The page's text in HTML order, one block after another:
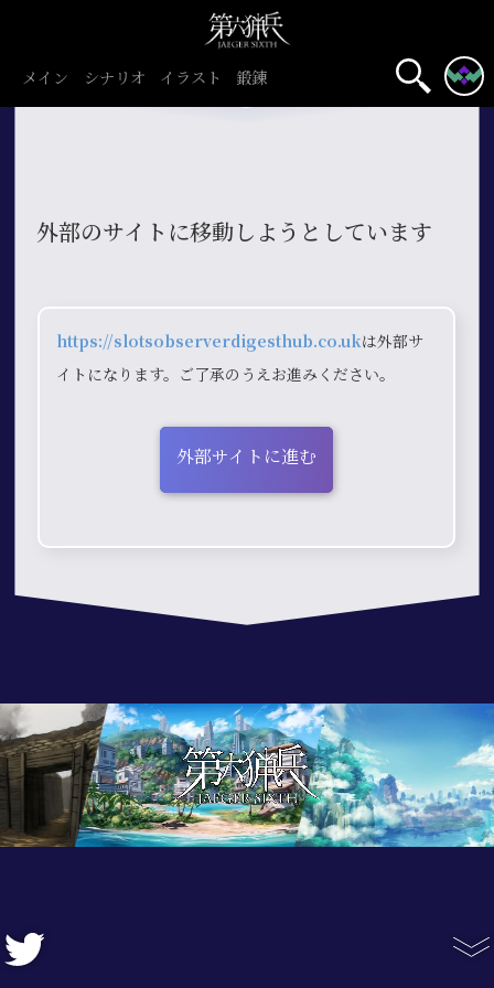
メイン シナリオ イラスト 鍛錬
外部のサイトに移動しようとしています
https://slotsobserverdigesthub.co.ukは外部サ
イトになります。ご了承のうえお進みください。
外部サイトに進む